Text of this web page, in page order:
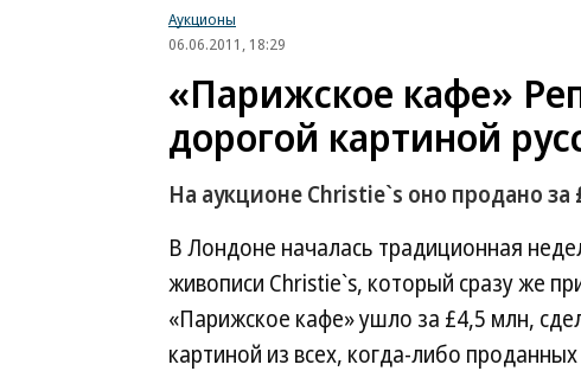
Аукционы
06.06.2011, 18:29
«Парижское кафе»
дорогой картиной
На аукционе Christie`s оно продано за
В Лондоне началась традиционная
живописи Christie`s, который сразу же
«Парижское кафе» ушло за £4,5 млн,
картиной из всех, когда-либо